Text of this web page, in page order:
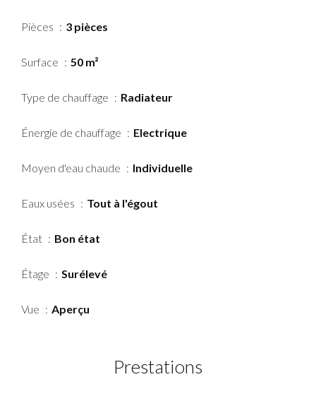
Pièces 3 pièces
Surface 50 m²
Type de chauffage Radiateur
Énergie de chauffage Electrique
Moyen d'eau chaude Individuelle
Eaux usées Tout à l'égout
État Bon état
Étage Surélevé
Vue Aperçu
Prestations